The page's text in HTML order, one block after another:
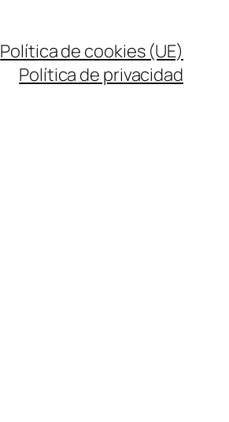
Política de cookies (UE)
Política de privacidad